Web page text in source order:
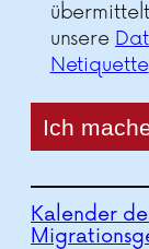
unsere
Netiquette
Kalender